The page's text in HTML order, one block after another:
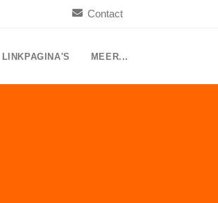
Contact
LINKPAGINA'S MEER...